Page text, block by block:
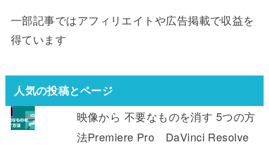
一部記事ではアフィリエイトや広告掲載で収益を
得ています
人気の投稿とページ
映像から 不要なものを消す 5つの方
法Premiere Pro DaVinci Resolve